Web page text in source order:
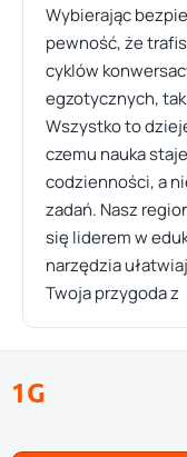
Wybierając
pewność, że
cyklów
egzotycznych,
Wszystko to
czemu nauka
codzienności, a
zadań. Nasz
się liderem w
narzędzia
Twoja przygoda z
1G